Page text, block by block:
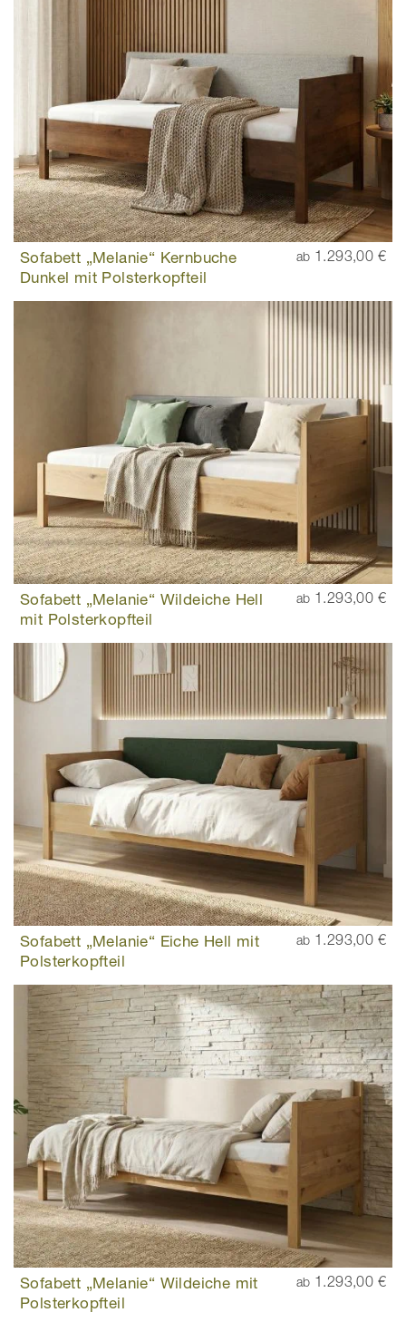
Sofabett „Melanie“ Kernbuche
Dunkel mit Polsterkopfteil
ab 1.293,00 €
Sofabett „Melanie“ Wildeiche Hell
mit Polsterkopfteil
ab 1.293,00 €
Sofabett „Melanie“ Eiche Hell mit
Polsterkopfteil
ab 1.293,00 €
Sofabett „Melanie“ Wildeiche mit
Polsterkopfteil
ab 1.293,00 €